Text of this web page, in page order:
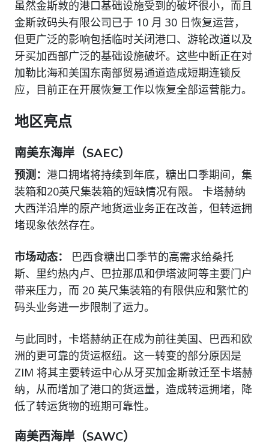
虽然金斯敦的港口基础设施受到的破坏很小，而且
金斯敦码头有限公司已于 10 月 30 日恢复运营，
但更广泛的影响包括临时关闭港口、游轮改道以及
牙买加西部广泛的基础设施破坏。这些中断正在对
加勒比海和美国东南部贸易通道造成短期连锁反
应，目前正在开展恢复工作以恢复全部运营能力。
地区亮点
南美东海岸（SAEC）
预测： 港口拥堵将持续到年底，糖出口季期间，集
装箱和20英尺集装箱的短缺情况有限。 卡塔赫纳
大西洋沿岸的原产地货运业务正在改善，但转运拥
堵现象依然存在。
市场动态： 巴西食糖出口季节的高需求给桑托
斯、里约热内卢、巴拉那瓜和伊塔波阿等主要门户
带来压力，而 20 英尺集装箱的有限供应和繁忙的
码头业务进一步限制了运力。
与此同时，卡塔赫纳正在成为前往美国、巴西和欧
洲的更可靠的货运枢纽。这一转变的部分原因是
ZIM 将其主要转运中心从牙买加金斯敦迁至卡塔赫
纳，从而增加了港口的货运量，造成转运拥堵，降
低了转运货物的班期可靠性。
南美西海岸（SAWC）